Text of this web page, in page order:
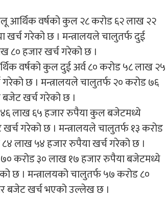
आर्थिक वर्षको कुल २८ करोड ६२ लाख २२
गरेको छ । मन्त्रालयले चालुतर्फ दुई
८० हजार खर्च गरेको छ ।
वर्षको कुल दुई अर्व ८० करोड ५८ लाख २५
छ । मन्त्रालयले चालुतर्फ २० करोड ७६
खर्च गरेको छ ।
४६ लाख ६५ हजार रुपैया कुल बजेटमध्ये
गरेको छ । मन्त्रालयले चालुतर्फ १३ करोड
लाख ५४ हजार रुपैया खर्च गरेको छ ।
७० करोड ३० लाख १७ हजार रुपैया बजेटमध्ये
छ । मन्त्रालयको चालुतर्फ ५७ करोड ८०
बजेट खर्च भएको उल्लेख छ ।